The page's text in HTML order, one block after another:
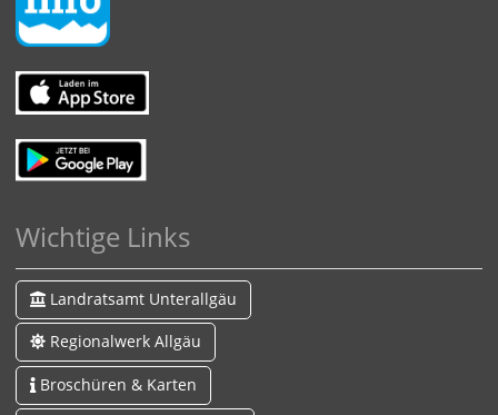
Wichtige Links
Landratsamt Unterallgäu
Regionalwerk Allgäu
Broschüren & Karten